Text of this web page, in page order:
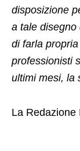
disposizione
a tale disegno
di farla
professionisti
ultimi mesi, la
La Redazione